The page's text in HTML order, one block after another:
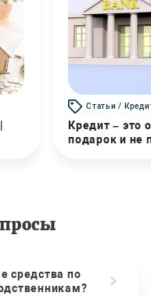
Статьи /
Кредит – это
подарок и не
средства по